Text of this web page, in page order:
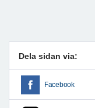
Dela sidan via:
Facebook